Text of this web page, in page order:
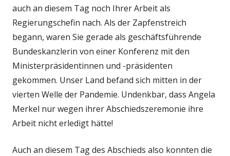
auch an diesem Tag noch Ihrer Arbeit als
Regierungschefin nach. Als der Zapfenstreich
begann, waren Sie gerade als geschäftsführende
Bundeskanzlerin von einer Konferenz mit den
Ministerpräsidentinnen und -präsidenten
gekommen. Unser Land befand sich mitten in der
vierten Welle der Pandemie. Undenkbar, dass Angela
Merkel nur wegen ihrer Abschiedszeremonie ihre
Arbeit nicht erledigt hätte!
Auch an diesem Tag des Abschieds also konnten die